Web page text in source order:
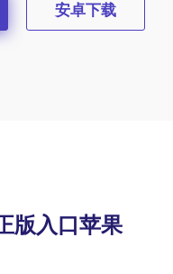
安卓下载
版入口苹果